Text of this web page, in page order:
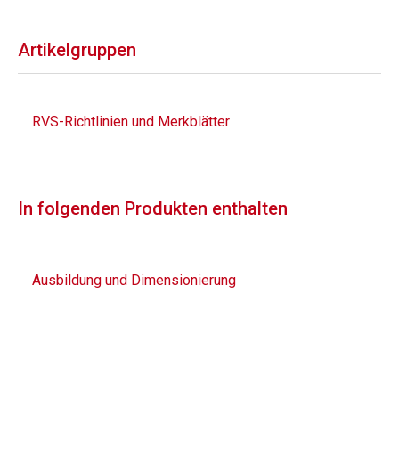
Artikelgruppen
RVS-Richtlinien und Merkblätter
In folgenden Produkten enthalten
Ausbildung und Dimensionierung